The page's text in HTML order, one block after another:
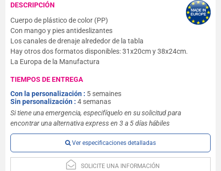
DESCRIPCIÓN
Cuerpo de plástico de color (PP)
Con mango y pies antideslizantes
Los canales de drenaje alrededor de la tabla
Hay otros dos formatos disponibles: 31x20cm y 38x24cm.
La Europa de la Manufactura
TIEMPOS DE ENTREGA
Con la personalización : 5 semaines
Sin personalización :4 semanas
Si tiene una emergencia, especifíquelo en su solicitud para
encontrar una alternativa express en 3 a 5 días hábiles
Ver especificaciones detalladas
SOLICITE UNA INFORMACIÓN